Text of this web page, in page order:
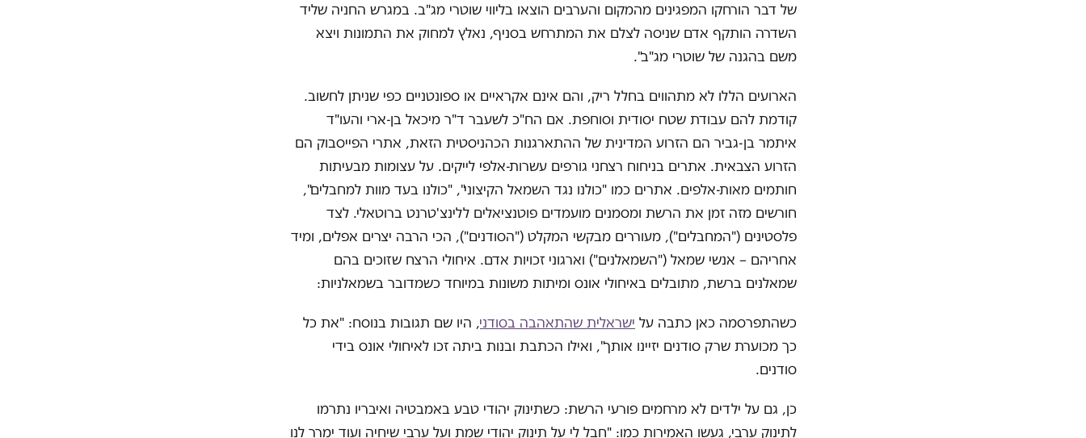
של דבר הורחקו המפגינים מהמקום והערבים הוצאו בליווי שוטרי מג"ב. במגרש החניה שליד
השדרה הותקף אדם שניסה לצלם את המתרחש בסניף, נאלץ למחוק את התמונות ויצא
משם בהגנה של שוטרי מג"ב".
הארועים הללו לא מתהווים בחלל ריק, והם אינם אקראיים או ספונטניים כפי שניתן לחשוב.
קודמת להם עבודת שטח יסודית וסוחפת. אם הח"כ לשעבר ד"ר מיכאל בן-ארי והעו"ד
איתמר בן-גביר הם הזרוע המדינית של ההתארגנות הכהניסטית הזאת, אתרי הפייסבוק הם
הזרוע הצבאית. אתרים בניחוח רצחני גורפים עשרות-אלפי לייקים. על עצומות מבעיתות
חותמים מאות-אלפים. אתרים כמו "כולנו נגד השמאל הקיצוני", "כולנו בעד מוות למחבלים",
חורשים מזה זמן את הרשת ומסמנים מועמדים פוטנציאלים ללינצ'טרנט ברוטאלי. לצד
פלסטינים ("המחבלים"), מעוררים מבקשי המקלט ("הסודנים"), הכי הרבה יצרים אפלים, ומיד
אחריהם – אנשי שמאל ("השמאלנים") וארגוני זכויות אדם. איחולי הרצח שזוכים בהם
שמאלנים ברשת, מתובלים באיחולי אונס ומיתות משונות במיוחד כשמדובר בשמאלניות:
כשהתפרסמה כאן כתבה על ישראלית שהתאהבה בסודני, היו שם תגובות בנוסח: "את כל
כך מכוערת שרק סודנים יזיינו אותך", ואילו הכתבת ובנות ביתה זכו לאיחולי אונס בידי
סודנים.
כן, גם על ילדים לא מרחמים פורעי הרשת: כשתינוק יהודי טבע באמבטיה ואיבריו נתרמו
לתינוק ערבי, געשו האמירות כמו: "חבל לי על תינוק יהודי שמת ועל ערבי שיחיה ועוד ימרר לנו